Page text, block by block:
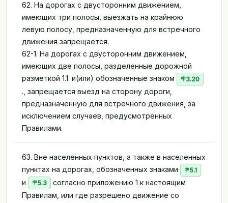
62. На дорогах с двусторонним движением,
имеющих три полосы, выезжать на крайнюю
левую полосу, предназначенную для встречного
движения запрещается.
62-1. На дорогах с двусторонним движением,
имеющих две полосы, разделенные дорожной
разметкой 1.1. и(или) обозначенные знаком
3.20
., запрещается выезд на сторону дороги,
предназначенную для встречного движения, за
исключением случаев, предусмотренных
Правилами.
63. Вне населенных пунктов, а также в населенных
пунктах на дорогах, обозначенных знаками
5.1
и 5.3
согласно приложению 1 к настоящим
Правилам, или где разрешено движение со